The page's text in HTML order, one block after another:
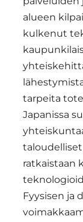
alueen
kulkenut
tarpeita
Japanissa
ratkaistaan
Fyysisen ja